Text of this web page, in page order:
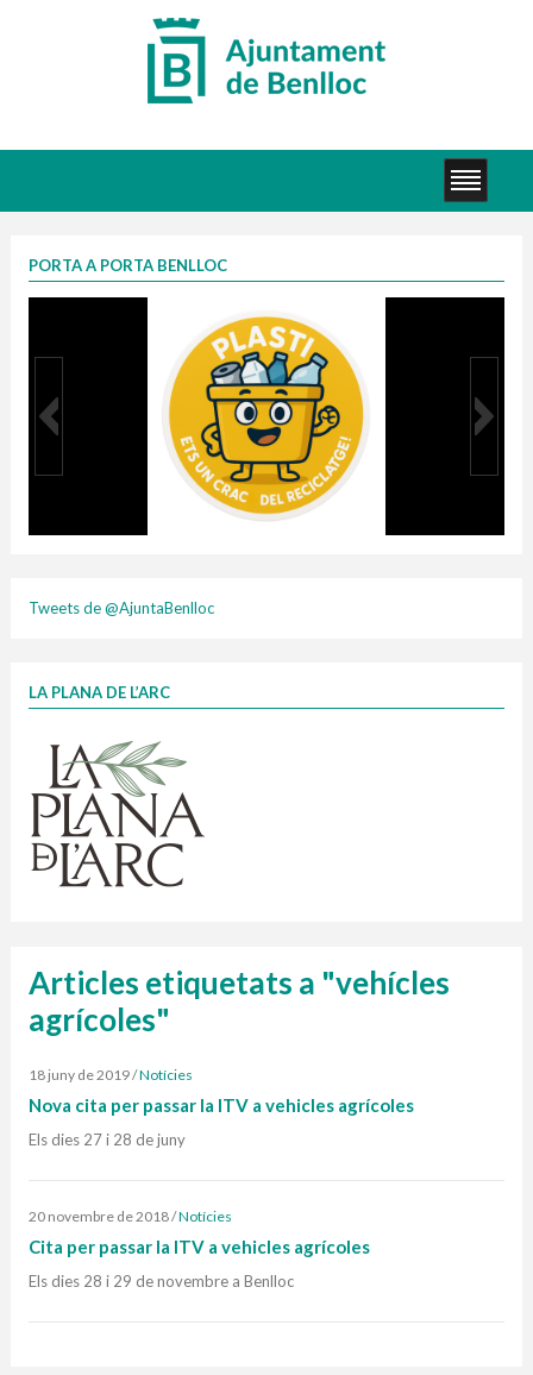
PORTA A PORTA BENLLOC
1 contenidors intel·ligents
Finançat per la Unió Europea – NextGenerationEU
Tweets de @AjuntaBenlloc
LA PLANA DE L’ARC
Articles etiquetats a "vehícles
agrícoles"
18 juny de 2019/Notícies
Nova cita per passar la ITV a vehicles agrícoles
Els dies 27 i 28 de juny
20 novembre de 2018/Notícies
Cita per passar la ITV a vehicles agrícoles
Els dies 28 i 29 de novembre a Benlloc